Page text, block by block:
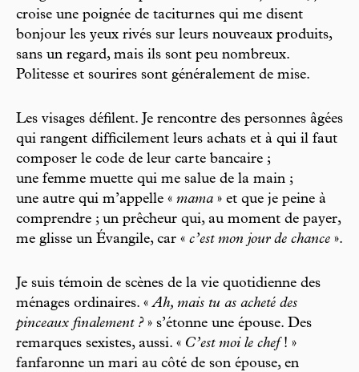
croise une poignée de taciturnes qui me disent
bonjour les yeux rivés sur leurs nouveaux produits,
sans un regard, mais ils sont peu nombreux.
Politesse et sourires sont généralement de mise.
Les visages défilent. Je rencontre des personnes âgées
qui rangent difficilement leurs achats et à qui il faut
composer le code de leur carte bancaire ;
une femme muette qui me salue de la main ;
une autre qui m’appelle « mama » et que je peine à
comprendre ; un prêcheur qui, au moment de payer,
me glisse un Évangile, car « c’est mon jour de chance ».
Je suis témoin de scènes de la vie quotidienne des
ménages ordinaires. «Ah, mais tu as acheté des
pinceaux finalement ?» s’étonne une épouse. Des
remarques sexistes, aussi. « C’est moi le chef! »
fanfaronne un mari au côté de son épouse, en